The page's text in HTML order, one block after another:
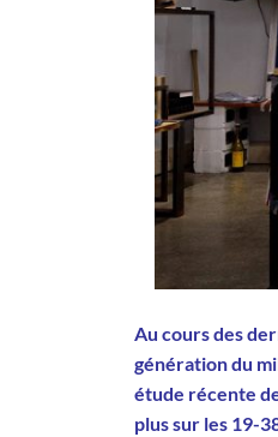
Au cours des
génération du
étude récente
plus sur les 19-